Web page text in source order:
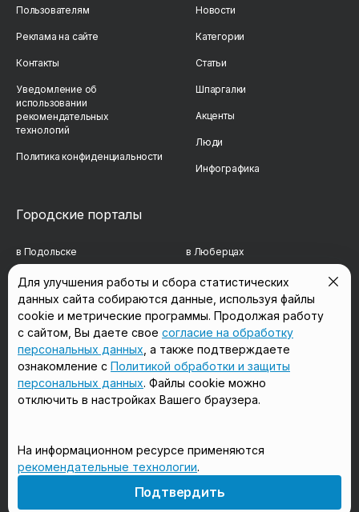
Пользователям
Реклама на сайте
Контакты
Уведомление об
использовании
рекомендательных
технологий
Политика конфиденциальности
Новости
Категории
Статьи
Шпаргалки
Акценты
Люди
Инфографика
Городские порталы
в Подольске в Люберцах
в Мытищах в Красногорске
в Реутове в Королёве
в Балашихе в Домодедово
в Сергиевом Посаде в Щёлково
18+
Мы в соцсетях
Для улучшения работы и сбора статистических
данных сайта собираются данные, используя файлы
cookie и метрические программы. Продолжая работу
с сайтом, Вы даете свое согласие на обработку
персональных данных , а также подтверждаете
ознакомление с Политикой обработки и защиты
персональных данных. Файлы cookie можно
отключить в настройках Вашего браузера.
На информационном ресурсе применяются
рекомендательные технологии.
Подтвердить